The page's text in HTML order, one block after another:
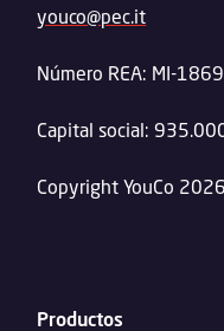
youco@pec.it
Número REA: MI-
Capital social:
Copyright YouCo 2026
Productos